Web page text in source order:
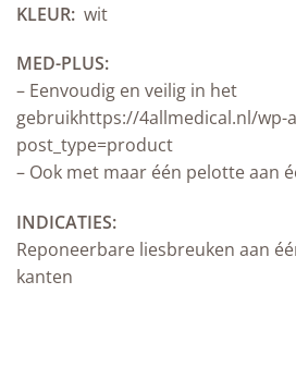
KLEUR: wit
MED-PLUS:
– Eenvoudig en veilig in het
gebruikhttps://4allmedical.nl/wp-
post_type=product
– Ook met maar één pelotte aan
INDICATIES:
Reponeerbare liesbreuken aan
kanten